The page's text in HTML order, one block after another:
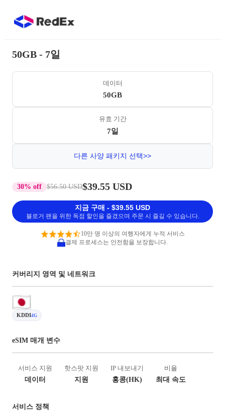
50GB - 7일
데이터
50GB
유효 기간
7일
다른 사양 패키지 선택>>
30% off $56.50 USD$39.55 USD
지금 구매 - $39.55 USD
블로거 팬을 위한 독점 할인을 즐겼으며 주문 시 즐길 수 있습니다.
10만 명 이상의 여행자에게 누적 서비스
결제 프로세스는 안전함을 보장합니다.
커버리지 영역 및 네트워크
KDDI4G
eSIM 매개 변수
서비스 지원
데이터
핫스팟 지원
지원
IP 내보내기
홍콩(HK)
비율
최대 속도
서비스 정책